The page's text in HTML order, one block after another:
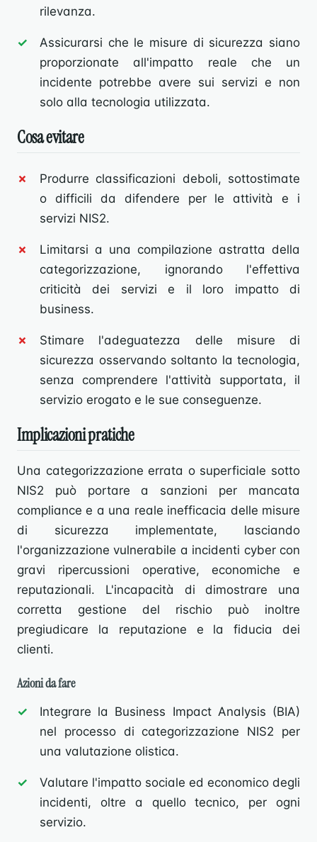
rilevanza.
Assicurarsi che le misure di sicurezza siano
proporzionate all'impatto reale che un
incidente potrebbe avere sui servizi e non
solo alla tecnologia utilizzata.
Cosa evitare
Produrre classificazioni deboli, sottostimate
o difficili da difendere per le attività e i
servizi NIS2.
Limitarsi a una compilazione astratta della
categorizzazione, ignorando l'effettiva
criticità dei servizi e il loro impatto di
business.
Stimare l'adeguatezza delle misure di
sicurezza osservando soltanto la tecnologia,
senza comprendere l'attività supportata, il
servizio erogato e le sue conseguenze.
Implicazioni pratiche
Una categorizzazione errata o superficiale sotto
NIS2 può portare a sanzioni per mancata
compliance e a una reale inefficacia delle misure
di sicurezza implementate, lasciando
l'organizzazione vulnerabile a incidenti cyber con
gravi ripercussioni operative, economiche e
reputazionali. L'incapacità di dimostrare una
corretta gestione del rischio può inoltre
pregiudicare la reputazione e la fiducia dei
clienti.
Azioni da fare
Integrare la Business Impact Analysis (BIA)
nel processo di categorizzazione NIS2 per
una valutazione olistica.
Valutare l'impatto sociale ed economico degli
incidenti, oltre a quello tecnico, per ogni
servizio.